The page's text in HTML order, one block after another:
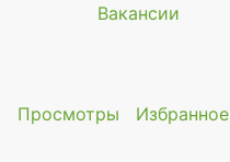
Вакансии
Просмотры Избранное